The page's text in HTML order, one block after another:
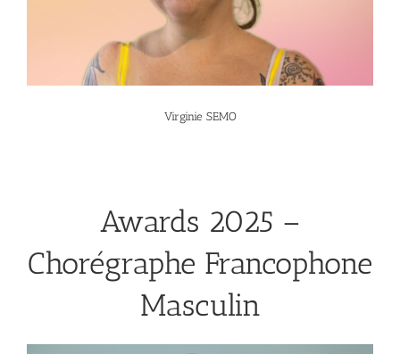
Virginie SEMO
Awards 2025 –
Chorégraphe Francophone
Masculin